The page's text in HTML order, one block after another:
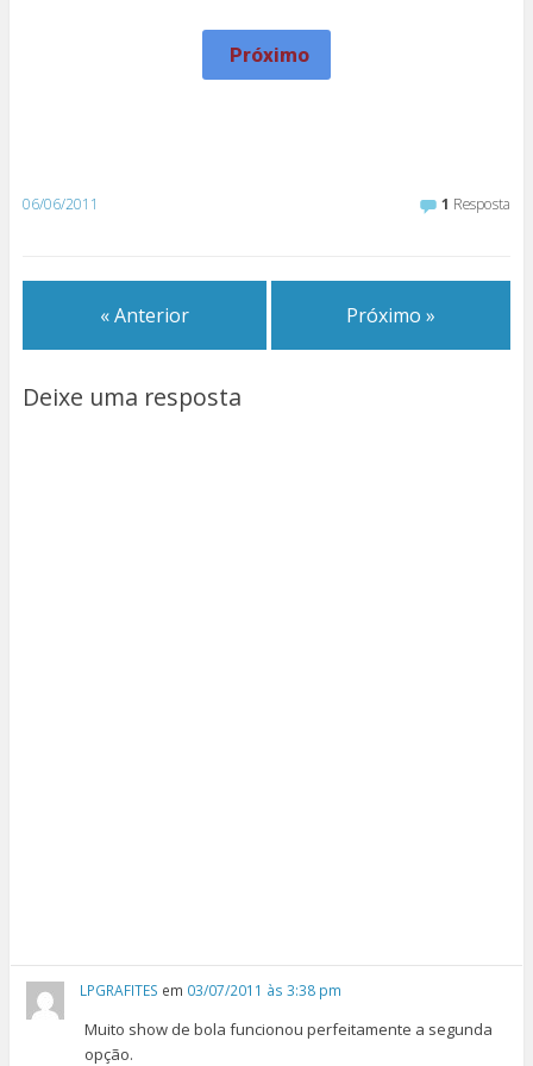
Próximo
06/06/2011 1 Resposta
« Anterior Próximo »
Deixe uma resposta
LPGRAFITES em 03/07/2011 às 3:38 pm
Muito show de bola funcionou perfeitamente a segunda
opção.